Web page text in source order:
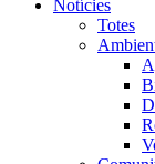
Navegació
principal
Notícies
Totes